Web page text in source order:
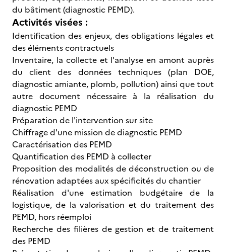
du bâtiment (diagnostic PEMD).
Activités visées :
Identification des enjeux, des obligations légales et
des éléments contractuels
Inventaire, la collecte et l'analyse en amont auprès
du client des données techniques (plan DOE,
diagnostic amiante, plomb, pollution) ainsi que tout
autre document nécessaire à la réalisation du
diagnostic PEMD
Préparation de l'intervention sur site
Chiffrage d'une mission de diagnostic PEMD
Caractérisation des PEMD
Quantification des PEMD à collecter
Proposition des modalités de déconstruction ou de
rénovation adaptées aux spécificités du chantier
Réalisation d'une estimation budgétaire de la
logistique, de la valorisation et du traitement des
PEMD, hors réemploi
Recherche des filières de gestion et de traitement
des PEMD